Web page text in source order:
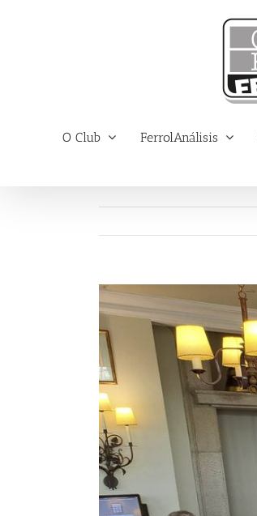
O Club FerrolAnálisis
Ver
imagen
más
grande